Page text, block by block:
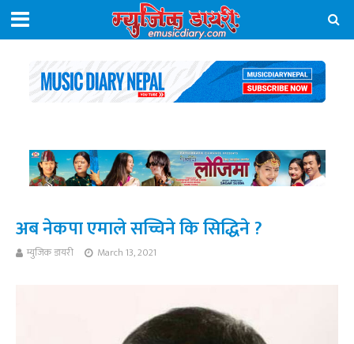
अब नेकपा एमाले सच्चिने कि सिद्धिने ?
म्युजिक डायरी March 13, 2021